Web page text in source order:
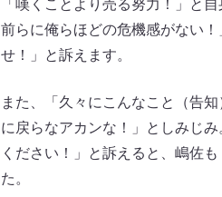
「嘆くことより売る努力！」と
前らに俺らほどの危機感がない
せ！」と訴えます。
また、「久々にこんなこと（告
に戻らなアカンな！」としみじ
ください！」と訴えると、嶋佐
た。